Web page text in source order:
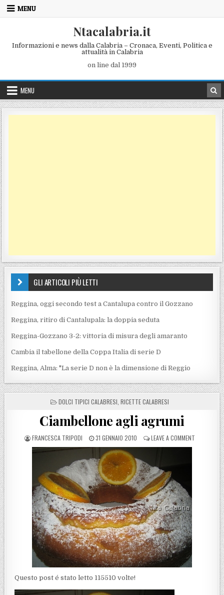
Skip to content
MENU
Ntacalabria.it
Informazioni e news dalla Calabria – Cronaca, Eventi, Politica e
attualità in Calabria
on line dal 1999
MENU
GLI ARTICOLI PIÙ LETTI
Reggina, oggi secondo test a Cantalupa contro il Gozzano
Reggina, ritiro di Cantalupala: la doppia seduta
Reggina-Gozzano 3-2: vittoria di misura degli amaranto
Cambia il tabellone della Coppa Italia di serie D
Reggina, Alma: "La serie D non è la dimensione di Reggio
POSTED IN
DOLCI TIPICI CALABRESI RICETTE CALABRESI
Ciambellone agli agrumi
POSTED BY
FRANCESCA TRIPODI POSTED ON
31 GENNAIO 2010 LEAVE A COMMENTON
Questo post é stato letto 115510 volte!